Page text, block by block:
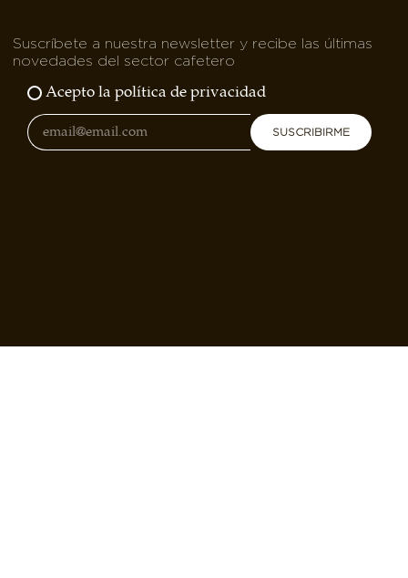
Suscríbete a nuestra newsletter y recibe las últimas
novedades del sector cafetero
Acepto la política de privacidad
SUSCRIBIRME